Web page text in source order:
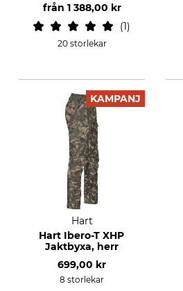
från 1 388,00 kr
1
20 storlekar
KAMPANJ
Hart
Hart Ibero-T XHP
Jaktbyxa, herr
699,00 kr
8 storlekar